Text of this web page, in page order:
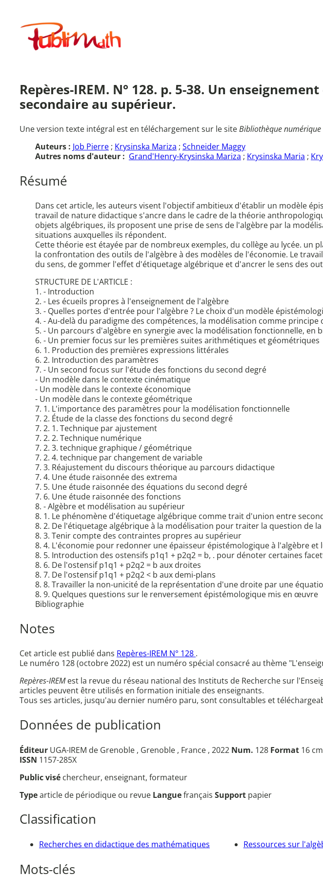
contenuPublimath
Repères-IREM. N° 128. p. 5-38. Un
secondaire au supérieur.
Une version texte intégral est en téléchargement sur le siteBibliothèque numérique
Auteurs : Job Pierre ; Krysinska Mariza ; Schneider Maggy
Autres noms d'auteur : Grand'Henry-Krysinska Mariza ; Krysinska Maria ;
Résumé
Dans cet article, les auteurs visent l'objectif ambitieux d'établir un modèle
travail de nature didactique s'ancre dans le cadre de la théorie
objets algébriques, ils proposent une prise de sens de l'algèbre par la
situations auxquelles ils répondent.
Cette théorie est étayée par de nombreux exemples, du collège au lycée.
la confrontation des outils de l'algèbre à des modèles de l'économie. Le
du sens, de gommer l'effet d'étiquetage algébrique et d'ancrer le sens des
STRUCTURE DE L'ARTICLE :
1. - Introduction
2. - Les écueils propres à l'enseignement de l'algèbre
3. - Quelles portes d'entrée pour l'algèbre ? Le choix d'un modèle
4. - Au-delà du paradigme des compétences, la modélisation comme
5. - Un parcours d'algèbre en synergie avec la modélisation fonctionnelle, en
6. - Un premier focus sur les premières suites arithmétiques et géométriques
6. 1. Production des premières expressions littérales
6. 2. Introduction des paramètres
7. - Un second focus sur l'étude des fonctions du second degré
- Un modèle dans le contexte cinématique
- Un modèle dans le contexte économique
- Un modèle dans le contexte géométrique
7. 1. L'importance des paramètres pour la modélisation fonctionnelle
7. 2. Étude de la classe des fonctions du second degré
7. 2. 1. Technique par ajustement
7. 2. 2. Technique numérique
7. 2. 3. technique graphique / géométrique
7. 2. 4. technique par changement de variable
7. 3. Réajustement du discours théorique au parcours didactique
7. 4. Une étude raisonnée des extrema
7. 5. Une étude raisonnée des équations du second degré
7. 6. Une étude raisonnée des fonctions
8. - Algèbre et modélisation au supérieur
8. 1. Le phénomène d'étiquetage algébrique comme trait d'union entre
8. 2. De l'étiquetage algébrique à la modélisation pour traiter la question de
8. 3. Tenir compte des contraintes propres au supérieur
8. 4. L'économie pour redonner une épaisseur épistémologique à l'algèbre
8. 5. Introduction des ostensifs p1q1 + p2q2 = b, . pour dénoter certaines
8. 6. De l'ostensif p1q1 + p2q2 = b aux droites
8. 7. De l'ostensif p1q1 + p2q2 < b aux demi-plans
8. 8. Travailler la non-unicité de la représentation d'une droite par une
8. 9. Quelques questions sur le renversement épistémologique mis en œuvre
Bibliographie
Notes
Cet article est publié dans Repères-IREM N° 128 .
Le numéro 128 (octobre 2022) est un numéro spécial consacré au thème
Repères-IREMest la revue du réseau national des Instituts de Recherche sur
articles peuvent être utilisés en formation initiale des enseignants.
Tous ses articles, jusqu'au dernier numéro paru, sont consultables et
Données de publication
Éditeur UGA-IREM de Grenoble , Grenoble , France , 2022 Num. 128 Format 16
ISSN 1157-285X
Public visé chercheur, enseignant, formateur
Typearticle de périodique ou revue Languefrançais Support papier
Classification
Recherches en didactique des mathématiques Ressources sur
Mots-clés